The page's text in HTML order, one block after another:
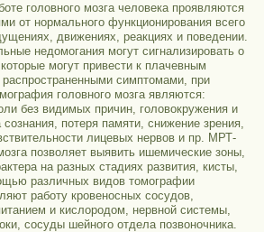
головного мозга человека проявляются
от нормального функционирования всего
движениях, реакциях и поведении.
недомогания могут сигнализировать о
могут привести к плачевным
симптомами, при
головного мозга являются:
без видимых причин, головокружения и
потеря памяти, снижение зрения,
лицевых нервов и пр. МРТ-
позволяет выявить ишемические зоны,
на разных стадиях развития, кисты,
различных видов томографии
работу кровеносных сосудов,
и кислородом, нервной системы,
сосуды шейного отдела позвоночника.